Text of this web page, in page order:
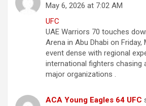
May 6, 2026 at 7:02 AM
UFC
UAE Warriors 70 touches
Arena in Abu Dhabi on Friday,
event dense with regional
international fighters chasing
major organizations .
ACA Young Eagles 64 UFC